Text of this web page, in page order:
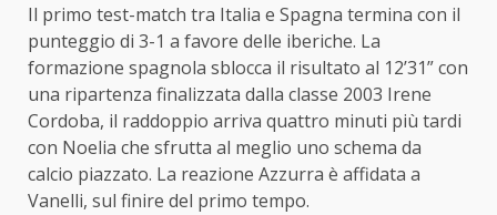
Il primo test-match tra Italia e Spagna termina con il
punteggio di 3-1 a favore delle iberiche. La
formazione spagnola sblocca il risultato al 12’31” con
una ripartenza finalizzata dalla classe 2003 Irene
Cordoba, il raddoppio arriva quattro minuti più tardi
con Noelia che sfrutta al meglio uno schema da
calcio piazzato. La reazione Azzurra è affidata a
Vanelli, sul finire del primo tempo.